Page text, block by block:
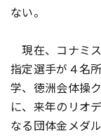
ない。
現在、コナミ
指定選手が４名
学、徳洲会体操
に、来年のリオ
なる団体金メダ